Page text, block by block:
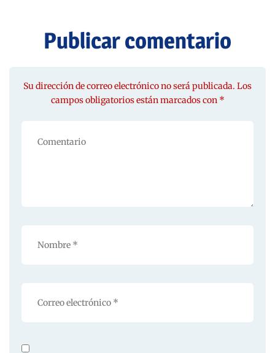
Publicar comentario
Su dirección de correo electrónico no será publicada. Los
campos obligatorios están marcados con *